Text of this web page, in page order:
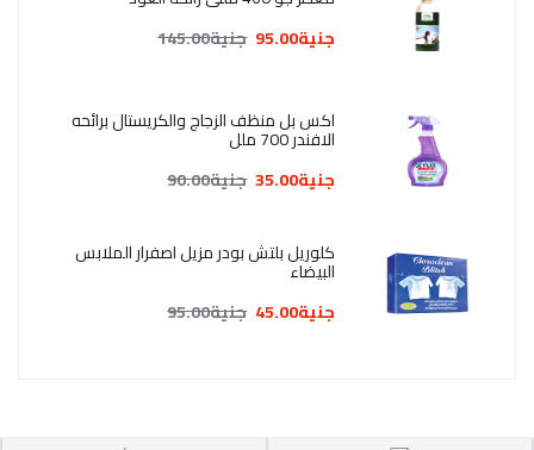
جنية95.00
جنية145.00
اكس بل منظف الزجاج والكريستال برائحه
الافندر 700 ملل
جنية35.00
جنية90.00
كلوريل بلتش بودر مزيل اصفرار الملابس
البيضاء
جنية45.00
جنية95.00